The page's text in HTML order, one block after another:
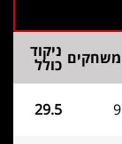
משחקים ניקוד
כולל
9
29.5